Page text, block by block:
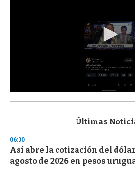
s
d
s
o
f
Últimas
06:00
Así abre la cotización del dólar
agosto de 2026 en pesos